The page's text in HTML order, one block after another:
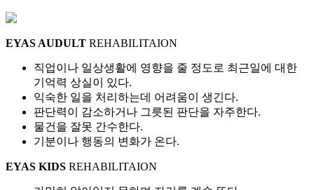
EYAS AUDULT REHABILITAION
직업이나 일상생활에 영향을 줄 정도로 최근일에 대한
기억력 상실이 있다.
익숙한 일을 처리하는데 어려움이 생긴다.
판단력이 감소하거나 그릇된 판단을 자주한다.
물건을 잘못 간수한다.
기분이나 행동의 변화가 온다.
EYAS KIDS REHABILITAION